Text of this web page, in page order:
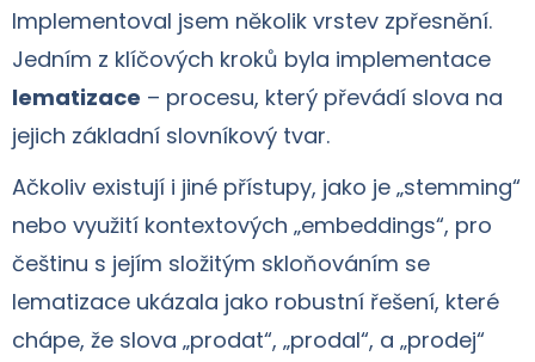
Implementoval jsem několik vrstev zpřesnění.
Jedním z klíčových kroků byla implementace
lematizace – procesu, který převádí slova na
jejich základní slovníkový tvar.
Ačkoliv existují i jiné přístupy, jako je „stemming“
nebo využití kontextových „embeddings“, pro
češtinu s jejím složitým skloňováním se
lematizace ukázala jako robustní řešení, které
chápe, že slova „prodat“, „prodal“, a „prodej“